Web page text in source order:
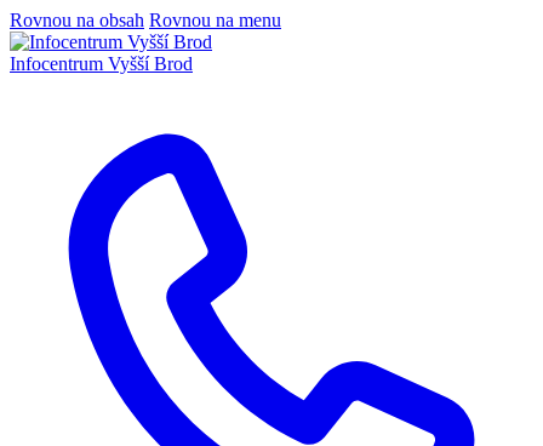
Rovnou na obsah Rovnou na menu
Infocentrum Vyšší Brod